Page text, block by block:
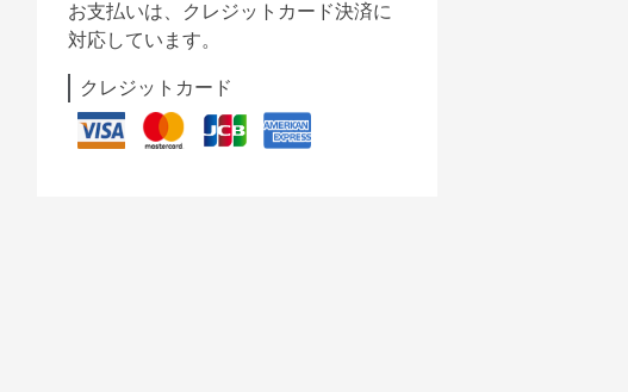
お支払いは、クレジットカード決済に
対応しています。
クレジットカード